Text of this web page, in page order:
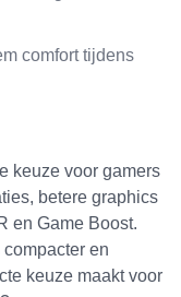
comfort tijdens
keuze voor gamers
betere graphics
en Game Boost.
en
keuze maakt voor